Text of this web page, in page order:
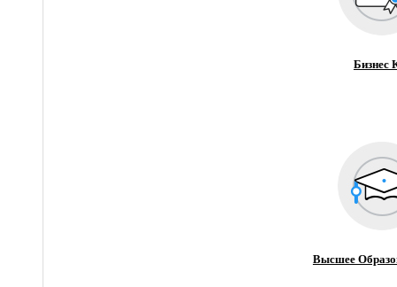
Бизнес
Высшее